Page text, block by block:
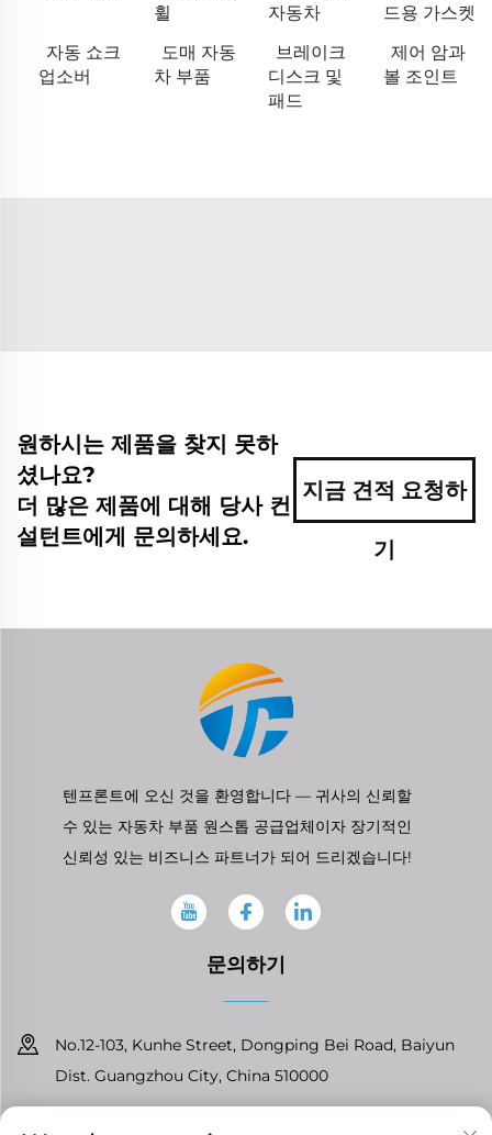
휠
자동차
드용 가스켓
자동 쇼크
업소버
도매 자동
차 부품
브레이크
디스크 및
패드
제어 암과
볼 조인트
원하시는 제품을 찾지 못하
셨나요?
더 많은 제품에 대해 당사 컨
설턴트에게 문의하세요.
지금 견적 요청하
기
텐프론트에 오신 것을 환영합니다 — 귀사의 신뢰할
수 있는 자동차 부품 원스톱 공급업체이자 장기적인
신뢰성 있는 비즈니스 파트너가 되어 드리겠습니다!
문의하기
No.12-103, Kunhe Street, Dongping Bei Road, Baiyun
Dist. Guangzhou City, China 510000